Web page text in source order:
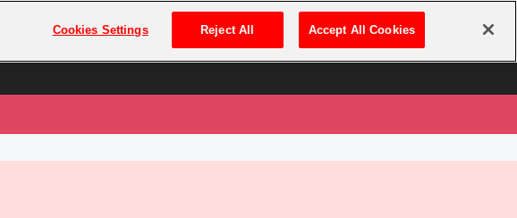
プレミアム会員とは ログイン・新規登録
Cookies Settings Reject All Accept All Cookies